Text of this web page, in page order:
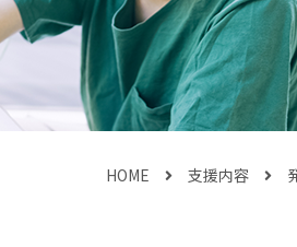
HOME 支援内容